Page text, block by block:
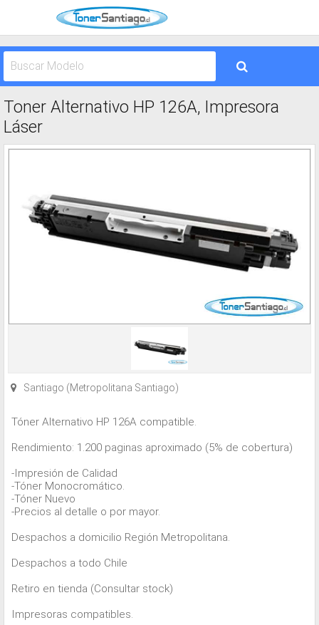
Toner Alternativo HP 126A, Impresora
Láser
Santiago (Metropolitana Santiago)
Tóner Alternativo HP 126A compatible.
Rendimiento: 1.200 paginas aproximado (5% de cobertura)
-Impresión de Calidad
-Tóner Monocromático.
-Tóner Nuevo
-Precios al detalle o por mayor.
Despachos a domicilio Región Metropolitana.
Despachos a todo Chile
Retiro en tienda (Consultar stock)
Impresoras compatibles.